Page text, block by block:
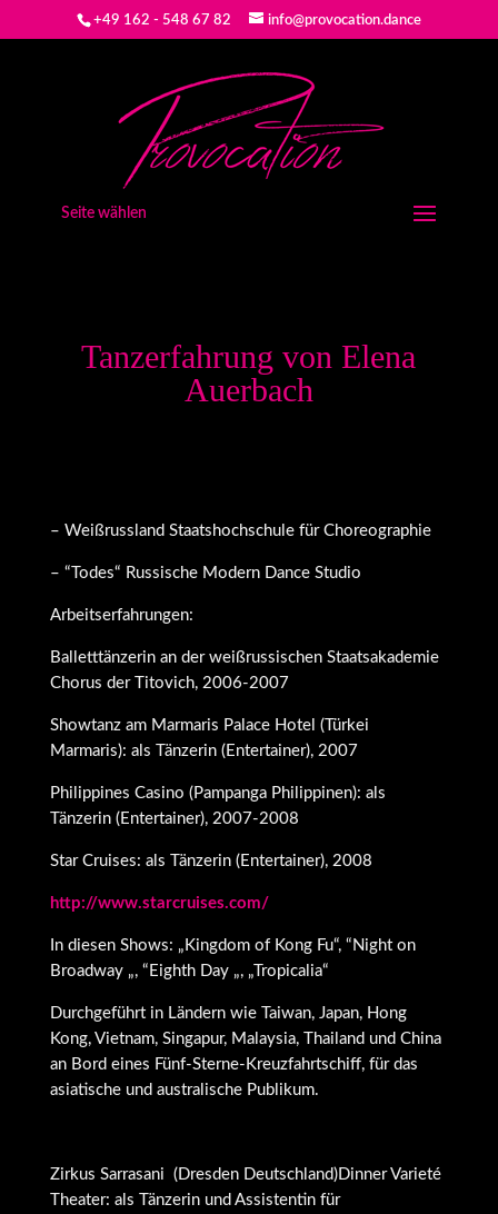
+49 162 - 548 67 82 info@provocation.dance
Seite wählen
Tanzerfahrung von Elena
Auerbach
– Weißrussland Staatshochschule für Choreographie
– “Todes“ Russische Modern Dance Studio
Arbeitserfahrungen:
Balletttänzerin an der weißrussischen Staatsakademie
Chorus der Titovich, 2006-2007
Showtanz am Marmaris Palace Hotel (Türkei
Marmaris): als Tänzerin (Entertainer), 2007
Philippines Casino (Pampanga Philippinen): als
Tänzerin (Entertainer), 2007-2008
Star Cruises: als Tänzerin (Entertainer), 2008
http://www.starcruises.com/
In diesen Shows: „Kingdom of Kong Fu“, “Night on
Broadway „, “Eighth Day „, „Tropicalia“
Durchgeführt in Ländern wie Taiwan, Japan, Hong
Kong, Vietnam, Singapur, Malaysia, Thailand und China
an Bord eines Fünf-Sterne-Kreuzfahrtschiff, für das
asiatische und australische Publikum.
Zirkus Sarrasani (Dresden Deutschland)Dinner Varieté
Theater: als Tänzerin und Assistentin für